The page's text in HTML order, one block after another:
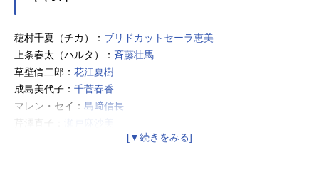
穂村千夏（チカ）： ブリドカットセーラ恵美
上条春太（ハルタ）： 斉藤壮馬
草壁信二郎： 花江夏樹
成島美代子： 千菅春香
マレン・セイ： 島﨑信長
芹澤直子：